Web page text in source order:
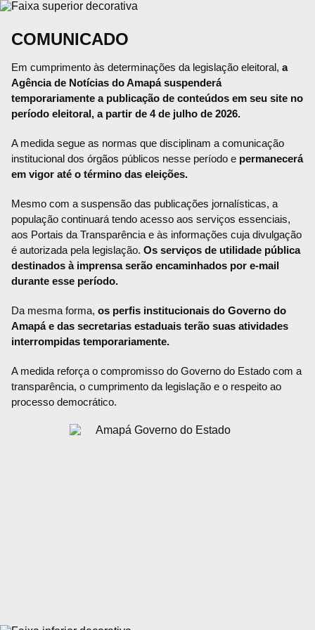
COMUNICADO
Em cumprimento às determinações da legislação eleitoral, a
Agência de Notícias do Amapá suspenderá
temporariamente a publicação de conteúdos em seu site no
período eleitoral, a partir de 4 de julho de 2026.
A medida segue as normas que disciplinam a comunicação
institucional dos órgãos públicos nesse período e permanecerá
em vigor até o término das eleições.
Mesmo com a suspensão das publicações jornalísticas, a
população continuará tendo acesso aos serviços essenciais,
aos Portais da Transparência e às informações cuja divulgação
é autorizada pela legislação. Os serviços de utilidade pública
destinados à imprensa serão encaminhados por e-mail
durante esse período.
Da mesma forma, os perfis institucionais do Governo do
Amapá e das secretarias estaduais terão suas atividades
interrompidas temporariamente.
A medida reforça o compromisso do Governo do Estado com a
transparência, o cumprimento da legislação e o respeito ao
processo democrático.